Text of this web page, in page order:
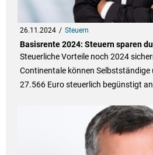
26.11.2024 Steuern
Basisrente 2024: Steuern sparen
Steuerliche Vorteile noch 2024
Continentale können Selbstständige
27.566 Euro steuerlich begünstigt